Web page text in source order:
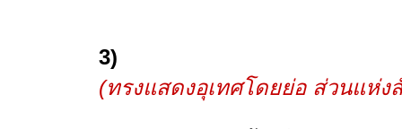
3)
(ทรงแสดงอุเทศโดยย่อ ส่วนแห่ง